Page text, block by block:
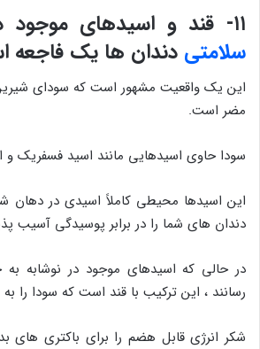
۱۱- قند و اسیدهای موجود در نوشابه برای
سلامتی دندان ها یک فاجعه
این یک واقعیت مشهور است که سودای
مضر است.
سودا حاوی اسیدهایی مانند اسید فسفریک
این اسیدها محیطی کاملاً اسیدی در دهان
دندان های شما را در برابر پوسیدگی آسیب
در حالی که اسیدهای موجود در نوشابه
رسانند ، این ترکیب با قند است که سودا را
شکر انرژی قابل هضم را برای باکتری های